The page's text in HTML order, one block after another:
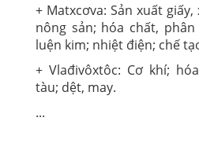
+ Matxcơva: Sản xuất
nông sản; hóa chất,
luện kim; nhiệt điện; chế
+ Vlađivôxtôc: Cơ khí;
tàu; dệt, may.
...